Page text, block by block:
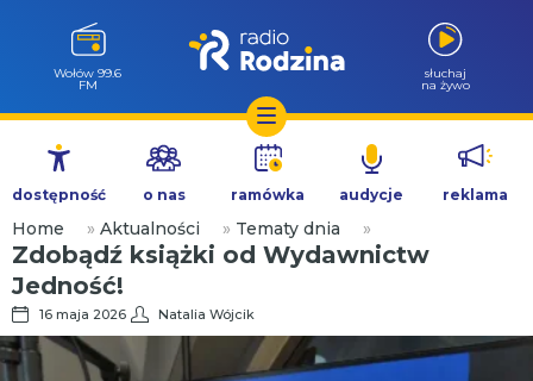
Przejdź
treści
Wołów 99.6
FM
słuchaj
na żywo
dostępność o nas ramówka audycje reklama
Home » Aktualności » Tematy dnia »
Zdobądź książki od Wydawnictw
Jedność!
16 maja 2026 Natalia Wójcik